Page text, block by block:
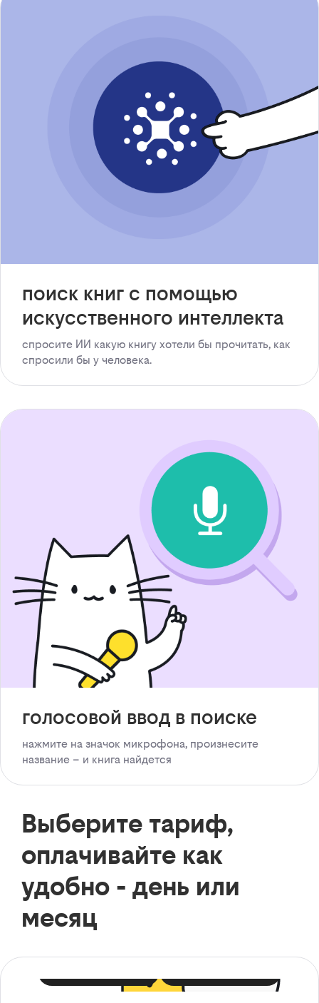
поиск книг с помощью
искусственного интеллекта
спросите ИИ какую книгу хотели бы прочитать, как
спросили бы у человека.
голосовой ввод в поиске
нажмите на значок микрофона, произнесите
название – и книга найдется
Выберите тариф,
оплачивайте как
удобно - день или
месяц